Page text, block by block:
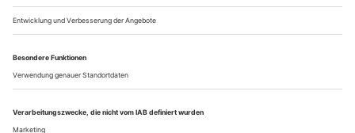
Der Anfang März dieses Jahres in Cambridge im Alter von 89
Jahren verstorbene englische Dramatiker kam aus einer in der
Londoner Vorstadt Holloway lebenden Arbeiterfamilie.
Kriegserlebnisse, vor allem die Bombardierung Londons, die
Evakuierung sowie die soziale Deklassierung prägten seine
Kindheit und wurden später die Themen seiner Stücke. 15-